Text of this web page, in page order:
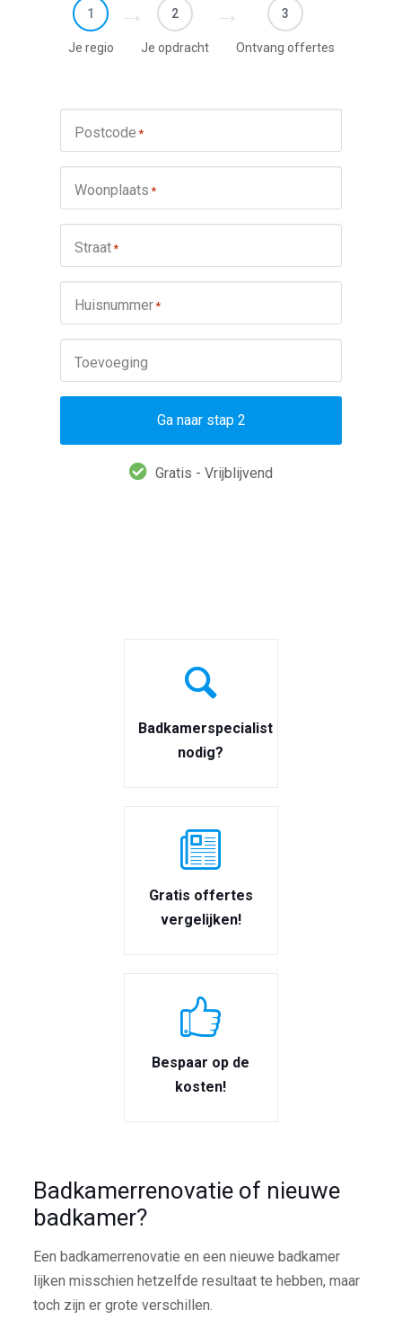
1
Je regio
2
Je opdracht
3
Ontvang offertes
Postcode *
Woonplaats *
Straat*
Huisnummer*
Toevoeging
Ga naar stap 2
Gratis - Vrijblijvend
Badkamerspecialist
nodig?
Gratis offertes
vergelijken!
Bespaar op de
kosten!
Badkamerrenovatie of nieuwe
badkamer?
Een badkamerrenovatie en een nieuwe badkamer
lijken misschien hetzelfde resultaat te hebben, maar
toch zijn er grote verschillen.